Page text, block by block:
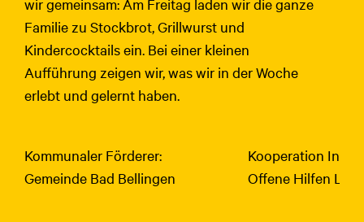
wir gemeinsam: Am Freitag laden wir die ganze
Familie zu Stockbrot, Grillwurst und
Kindercocktails ein. Bei einer kleinen
Aufführung zeigen wir, was wir in der Woche
erlebt und gelernt haben.
Kommunaler Förderer:
Gemeinde Bad Bellingen
Kooperation
Offene Hilfen